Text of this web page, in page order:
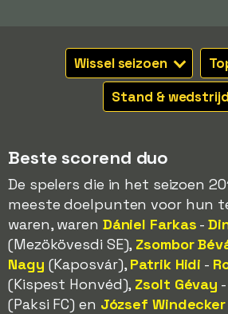
Wissel seizoen
Stand &
Beste scorend duo
De spelers die in het seizoen
meeste doelpunten voor hun
waren, waren Dániel Farkas -
(Mezökövesdi SE), Zsombor
Nagy (Kaposvár), Patrik Hidi -
(Kispest Honvéd), Zsolt Gévay -
(Paksi FC) en József Windecker